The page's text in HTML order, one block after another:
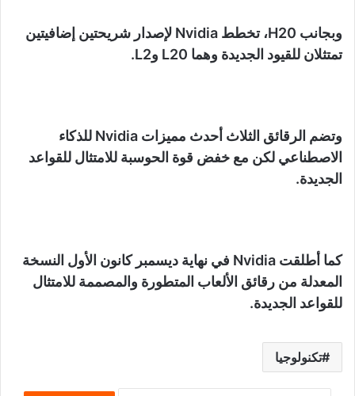
وبجانب H20، تخطط Nvidia لإصدار شريحتين إضافيتين
تمتثلان للقيود الجديدة وهما L20 وL2.
وتضم الرقائق الثلاث أحدث مميزات Nvidia للذكاء
الاصطناعي لكن مع خفض قوة الحوسبة للامتثال للقواعد
الجديدة.
كما أطلقت Nvidia في نهاية ديسمبر كانون الأول النسخة
المعدلة من رقائق الألعاب المتطورة والمصممة للامتثال
للقواعد الجديدة.
تكنولوجيا